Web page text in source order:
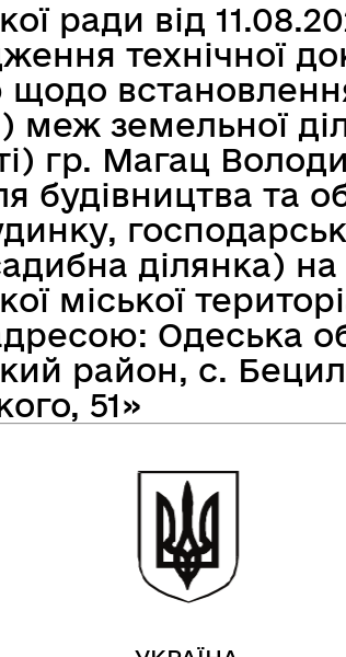
Рада безбар’єрності
ради від
технічної
меж земельної
гр. Магац
будівництва та
ділянка) на
міської
Одеська
район, с.
51»